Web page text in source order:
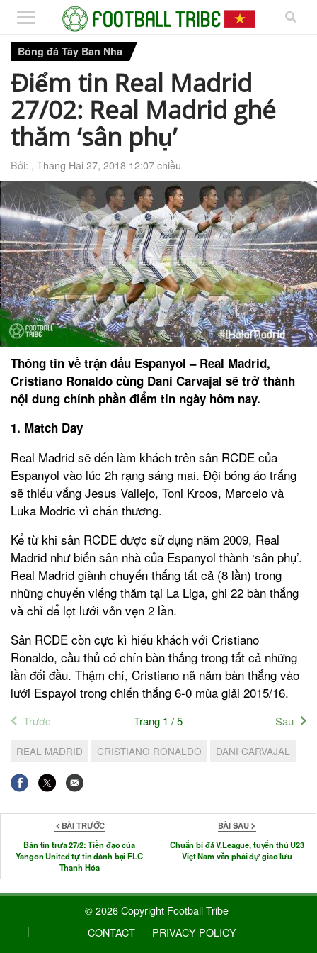
Bóng đá Tây Ban Nha
Điểm tin Real Madrid
27/02: Real Madrid ghé
thăm ‘sân phụ’
Bởi: , Tháng Hai 27, 2018 12:07 chiều
Thông tin về trận đấu Espanyol – Real Madrid,
Cristiano Ronaldo cùng Dani Carvajal sẽ trở thành
nội dung chính phần điểm tin ngày hôm nay.
1. Match Day
Real Madrid sẽ đến làm khách trên sân RCDE của
Espanyol vào lúc 2h rạng sáng mai. Đội bóng áo trắng
sẽ thiếu vắng Jesus Vallejo, Toni Kroos, Marcelo và
Luka Modric vì chấn thương.
Kể từ khi sân RCDE được sử dụng năm 2009, Real
Madrid như biến sân nhà của Espanyol thành ‘sân phụ’.
Real Madrid giành chuyến thắng tất cả (8 lần) trong
những chuyến viếng thăm tại La Liga, ghi 22 bàn thắng
và chỉ để lọt lưới vỏn vẹn 2 lần.
Sân RCDE còn cực kì hiếu khách với Cristiano
Ronaldo, cầu thủ có chín bàn thắng trong tất cả những
lần đối đầu. Thậm chí, Cristiano nã năm bàn thắng vào
lưới Espayol trong chiến thắng 6-0 mùa giải 2015/16.
Trước Trang 1 / 5 Sau
REAL MADRID CRISTIANO RONALDO DANI CARVAJAL
BÀI TRƯỚC
Bản tin trưa 27/2: Tiền đạo của
Yangon United tự tin đánh bại FLC
Thanh Hóa
BÀI SAU
Chuẩn bị đá V.League, tuyển thủ U23
Việt Nam vẫn phải dự giao lưu
© 2026 Copyright Football Tribe
CONTACT
PRIVACY POLICY